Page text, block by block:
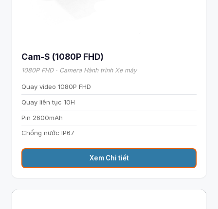
Cam-S (1080P FHD)
1080P FHD · Camera Hành trình Xe máy
Quay video 1080P FHD
Quay liên tục 10H
Pin 2600mAh
Chống nước IP67
Xem Chi tiết